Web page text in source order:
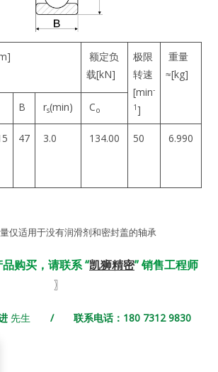
额定负
载[kN]
极限
转速
[min-
1]
重量
≈[kg]
B rs(min) Co
47 3.0 134.00 50 6.990
仅适用于没有润滑剂和密封盖的轴承
购买，请联系 “凯狮精密” 销售工程师
〗
先生 / 联系电话：180 7312 9830